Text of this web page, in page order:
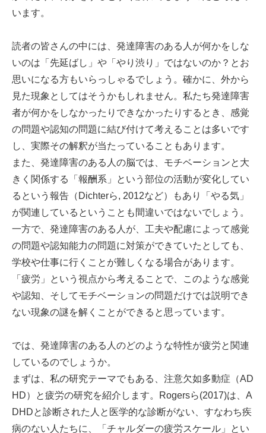
います。
読者の皆さんの中には、発達障害のある人が何かをしな
いのは「先延ばし」や「やり渋り」ではないのか？とお
思いになる方もいらっしゃるでしょう。確かに、外から
見た現象としてはそうかもしれません。私たち発達障害
者が何かをしなかったりできなかったりするとき、感覚
の問題や認知の問題に結び付けて考えることは多いです
し、実際その解釈が当たっていることもあります。
また、発達障害のある人の脳では、モチベーションと大
きく関係する「報酬系」という部位の活動が変化してい
るという報告（Dichterら, 2012など）もあり「やる気」
が関連しているということも間違いではないでしょう。
一方で、発達障害のある人が、工夫や配慮によって感覚
の問題や認知能力の問題に対策ができていたとしても、
学校や仕事に行くことが難しくなる場合があります。
「疲労」という視点から考えることで、このような感覚
や認知、そしてモチベーションの問題だけでは説明でき
ない現象の謎を解くことができると思っています。
では、発達障害のある人のどのような特性が疲労と関連
しているのでしょうか。
まずは、私の研究テーマでもある、注意欠如多動症（AD
HD）と疲労の研究を紹介します。Rogersら(2017)は、A
DHDと診断された人と医学的な診断がない、すなわち疾
病のない人たちに、「チャルダーの疲労スケール」とい